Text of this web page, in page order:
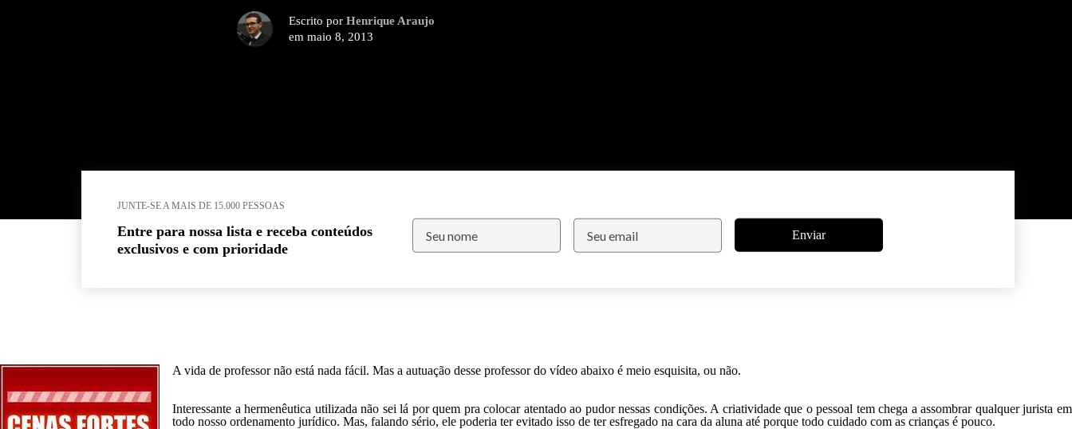
Escrito por Henrique Araujo
em maio 8, 2013
JUNTE-SE A MAIS DE 15.000 PESSOAS
Entre para nossa lista e receba conteúdos
exclusivos e com prioridade
Enviar
A vida de professor não está nada fácil. Mas a autuação desse professor do vídeo abaixo é meio esquisita, ou não.
Interessante a hermenêutica utilizada não sei lá por quem pra colocar atentado ao pudor nessas condições. A criatividade que o pessoal tem chega a assombrar qualquer jurista em
todo nosso ordenamento jurídico. Mas, falando sério, ele poderia ter evitado isso de ter esfregado na cara da aluna até porque todo cuidado com as crianças é pouco.